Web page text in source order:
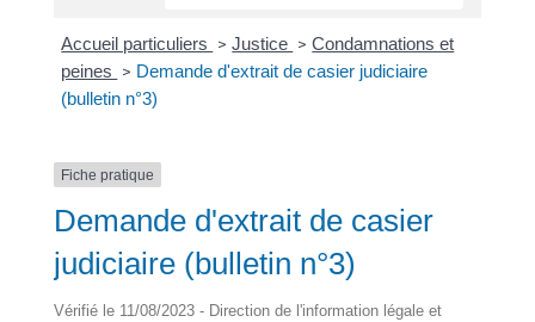
Accueil particuliers > Justice > Condamnations et
peines
> Demande d'extrait de casier judiciaire
(bulletin n°3)
Fiche pratique
Demande d'extrait de casier
judiciaire (bulletin n°3)
Vérifié le 11/08/2023 - Direction de l'information légale et